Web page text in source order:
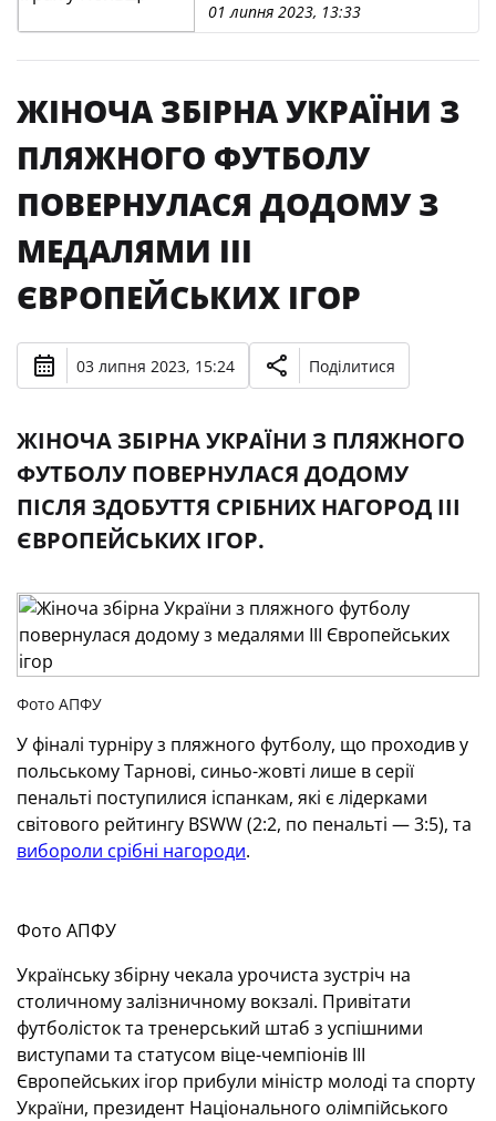
01 липня 2023, 13:33
ЖІНОЧА ЗБІРНА УКРАЇНИ З
ПЛЯЖНОГО ФУТБОЛУ
ПОВЕРНУЛАСЯ ДОДОМУ З
МЕДАЛЯМИ III
ЄВРОПЕЙСЬКИХ ІГОР
03 липня 2023, 15:24 Поділитися
ЖІНОЧА ЗБІРНА УКРАЇНИ З ПЛЯЖНОГО
ФУТБОЛУ ПОВЕРНУЛАСЯ ДОДОМУ
ПІСЛЯ ЗДОБУТТЯ СРІБНИХ НАГОРОД III
ЄВРОПЕЙСЬКИХ ІГОР.
Фото АПФУ
У фіналі турніру з пляжного футболу, що проходив у
польському Тарнові, синьо-жовті лише в серії
пенальті поступилися іспанкам, які є лідерками
світового рейтингу BSWW (2:2, по пенальті — 3:5), та
вибороли срібні нагороди.
Фото АПФУ
Українську збірну чекала урочиста зустріч на
столичному залізничному вокзалі. Привітати
футболісток та тренерський штаб з успішними
виступами та статусом віце-чемпіонів III
Європейських ігор прибули міністр молоді та спорту
України, президент Національного олімпійського